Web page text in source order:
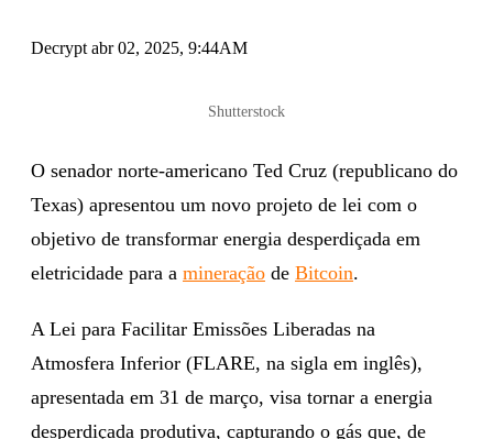
Decrypt abr 02, 2025, 9:44AM
Shutterstock
O senador norte-americano Ted Cruz (republicano do
Texas) apresentou um novo projeto de lei com o
objetivo de transformar energia desperdiçada em
eletricidade para a mineração de Bitcoin.
A Lei para Facilitar Emissões Liberadas na
Atmosfera Inferior (FLARE, na sigla em inglês),
apresentada em 31 de março, visa tornar a energia
desperdiçada produtiva, capturando o gás que, de